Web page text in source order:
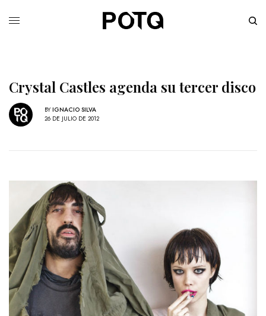
Crystal Castles agenda su tercer disco
BY IGNACIO SILVA
26 DE JULIO DE 2012